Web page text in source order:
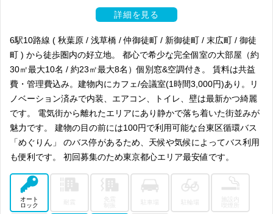
す。その他にもマルチメディア社会の訪れに合わせてPC、ゲーム関連
の店舗が充実したり、2000年代にはアニメや漫画、フィギュアなどの
現在の秋葉原ブランドを築き上げてきました。
そんな日本を代表するサブカルチャー発信地である秋葉原ですが、近年
では再開発に合わせて超高層オフィスビルや大型の複合施設が開業する
など、「オタク文化」の顔も持ち合わせながらも、次世代のビジネスを
創造していくエリアへと変化してきています。その利便性の高さから
様々な業種の起業がオフィスを構えていることや、電気街や日本のサブ
カルチャーに惹かれ来訪する外国人観光客も非常に多いことから、そこ
で仕事や生活をしているだけ様々な刺激をもらえる場所にもなっていま
す。
IT産業の拠点としての「秋葉原」を目指して進んできた再開発は、人・
情報・産業の交流をテーマに大規模な整備事業が進められ、「秋葉原
UDX」や「秋葉原ダイビル」などのオフィスビルは、情報ネットワー
ク機能やショールーム、イベントホールや商業施設と様々な用途で利用
されています。開発事業は現在も続いているので、サブカルチャーの発
信地でありながらも、オフィス街としての発展もこの先まだまだ続いて
いくことでしょう。
詳細を見る
6駅10路線 ( 秋葉原 / 浅草橋 / 仲御徒町 / 新御徒町 / 末広町 / 御徒
町 ) から徒歩圏内の好立地。 都心で希少な完全個室の大部屋（約
30㎡最大10名 / 約23㎡最大8名）個別窓&空調付き。 賃料は共益
費・管理費込み。建物内にカフェ/会議室(1時間3,000円)あり。リ
ノベーション済みで内装、エアコン、トイレ、壁は最新かつ綺麗
です。 電気街から離れたエリアにあり静かで落ち着いた街並みが
魅力です。 建物の目の前には100円で利用可能な台東区循環バス
「めぐりん」 のバス停があるため、天候や気候によってバス利用
も便利です。 初回募集のため東京都心エリア最安値です。
オート
ロック
喫煙所